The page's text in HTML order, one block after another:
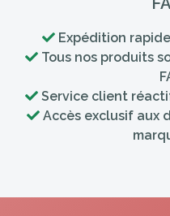
Expédition
Tous nos produits
Service client
Accès exclusif aux